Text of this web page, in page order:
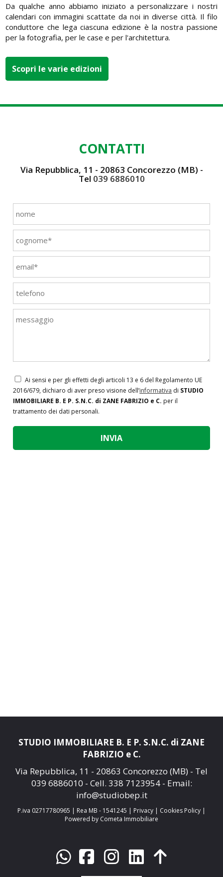
Da qualche anno abbiamo iniziato a personalizzare i nostri
calendari con immagini scattate da noi in diverse città. Il filo
conduttore che lega ciascuna edizione è la nostra passione
per la fotografia, per le case e per l'architettura.
Scopri le varie edizioni
CONTATTI
Via Repubblica, 11 - 20863 Concorezzo (MB) -
Tel 039 6886010
Ai sensi e per gli effetti degli articoli 13 e 6 del Regolamento UE
2016/679, dichiaro di aver preso visione dell’informativa di STUDIO
IMMOBILIARE B. E P. S.N.C. di ZANE FABRIZIO e C. per il
trattamento dei dati personali.
STUDIO IMMOBILIARE B. E P. S.N.C. di ZANE
FABRIZIO e C.
Via Repubblica, 11 - 20863 Concorezzo (MB) - Tel
039 6886010 - Cell. 338 7123954- Email:
info@studiobep.it
P.iva 02717780965 | Rea MB - 1541245 | Privacy | Cookies Policy |
Powered by Cometa Immobiliare